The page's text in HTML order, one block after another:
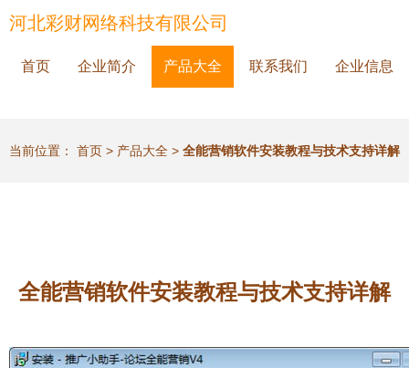
河北彩财网络科技有限公司
首页 企业简介 产品大全 联系我们 企业信息
当前位置： 首页 > 产品大全 > 全能营销软件安装教程与技术支持详解
全能营销软件安装教程与技术支持详解